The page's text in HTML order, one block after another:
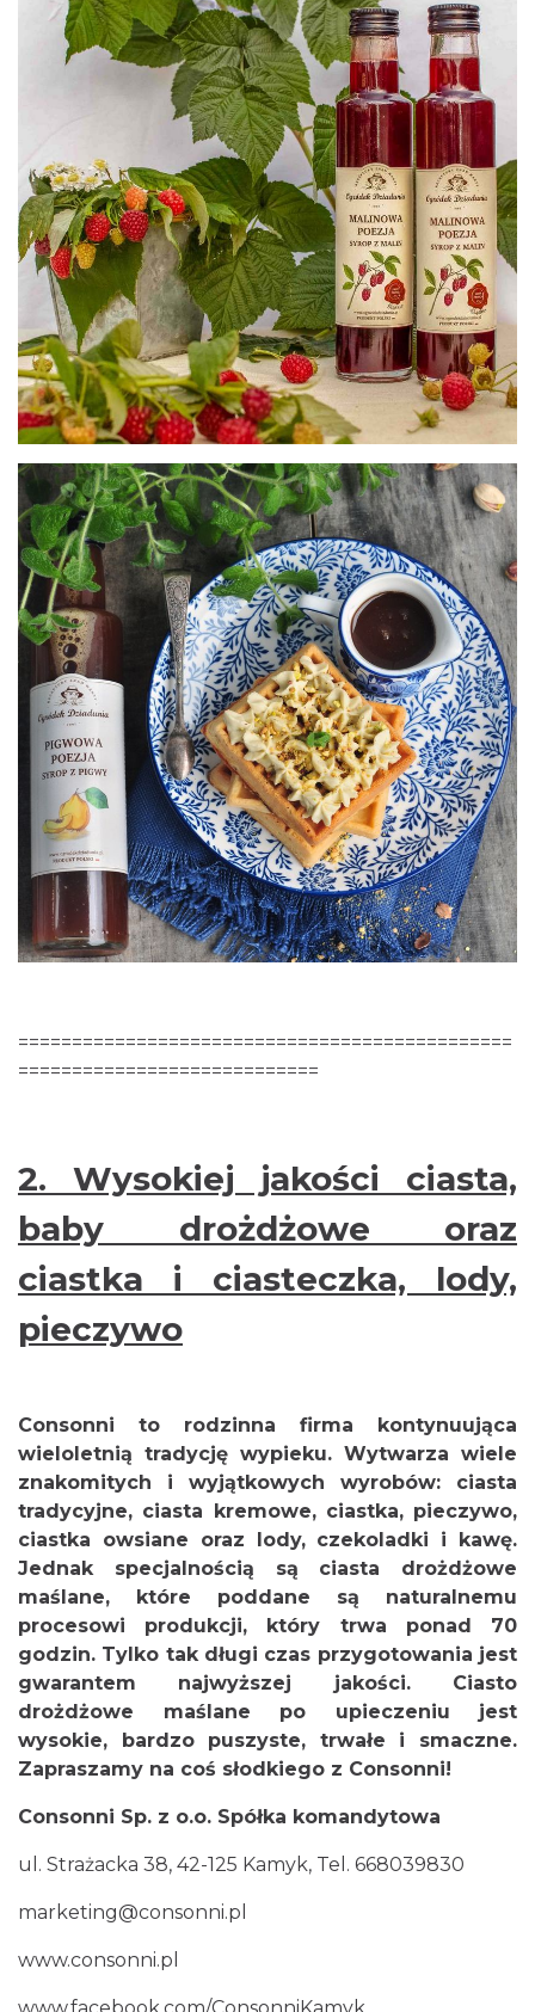
==============================================
============================
2. Wysokiej jakości ciasta,
baby drożdżowe oraz
ciastka i ciasteczka, lody,
pieczywo
Consonni to rodzinna firma kontynuująca
wieloletnią tradycję wypieku. Wytwarza wiele
znakomitych i wyjątkowych wyrobów: ciasta
tradycyjne, ciasta kremowe, ciastka, pieczywo,
ciastka owsiane oraz lody, czekoladki i kawę.
Jednak specjalnością są ciasta drożdżowe
maślane, które poddane są naturalnemu
procesowi produkcji, który trwa ponad 70
godzin. Tylko tak długi czas przygotowania jest
gwarantem najwyższej jakości. Ciasto
drożdżowe maślane po upieczeniu jest
wysokie, bardzo puszyste, trwałe i smaczne.
Zapraszamy na coś słodkiego z Consonni!
Consonni Sp. z o.o. Spółka komandytowa
ul. Strażacka 38, 42-125 Kamyk, Tel. 668039830
marketing@consonni.pl
www.consonni.pl